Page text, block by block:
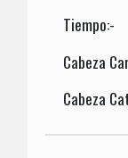
Tiempo:-
Cabeza
Cabeza